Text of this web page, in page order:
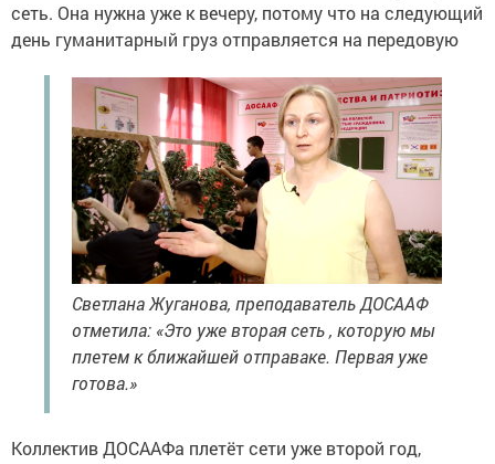
сеть. Она нужна уже к вечеру, потому что на следующий
день гуманитарный груз отправляется на передовую
Светлана Жуганова, преподаватель ДОСААФ
отметила: «Это уже вторая сеть , которую мы
плетем к ближайшей отправаке. Первая уже
готова.»
Коллектив ДОСААФа плетёт сети уже второй год,